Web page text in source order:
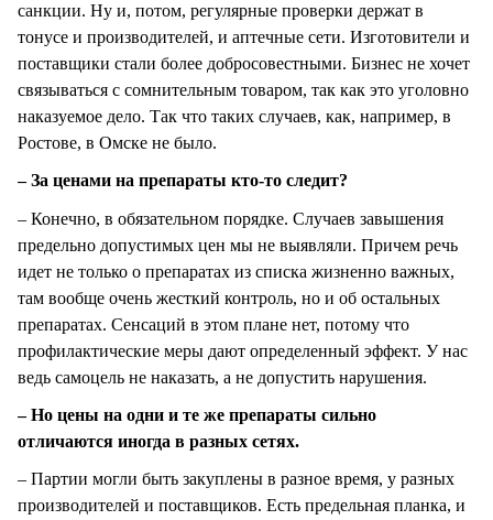
санкции. Ну и, потом, регулярные проверки держат в
тонусе и производителей, и аптечные сети. Изготовители и
поставщики стали более добросовестными. Бизнес не хочет
связываться с сомнительным товаром, так как это уголовно
наказуемое дело. Так что таких случаев, как, например, в
Ростове, в Омске не было.
– За ценами на препараты кто-то следит?
– Конечно, в обязательном порядке. Случаев завышения
предельно допустимых цен мы не выявляли. Причем речь
идет не только о препаратах из списка жизненно важных,
там вообще очень жесткий контроль, но и об остальных
препаратах. Сенсаций в этом плане нет, потому что
профилактические меры дают определенный эффект. У нас
ведь самоцель не наказать, а не допустить нарушения.
– Но цены на одни и те же препараты сильно
отличаются иногда в разных сетях.
– Партии могли быть закуплены в разное время, у разных
производителей и поставщиков. Есть предельная планка, и